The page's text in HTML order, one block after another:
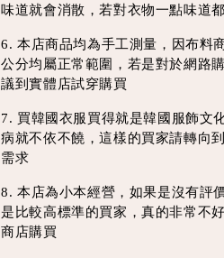
味道就會消散，若對衣物一點味道
6. 本店商品均為手工測量，因布料
公分均屬正常範圍，若是對於網路
議到實體店試穿購買
7. 買韓國衣服買得就是韓國服飾文
病就不依不饒，這樣的買家請轉向
需求
8. 本店為小本經營，如果是沒有評
是比較高標準的買家，真的非常不
商店購買